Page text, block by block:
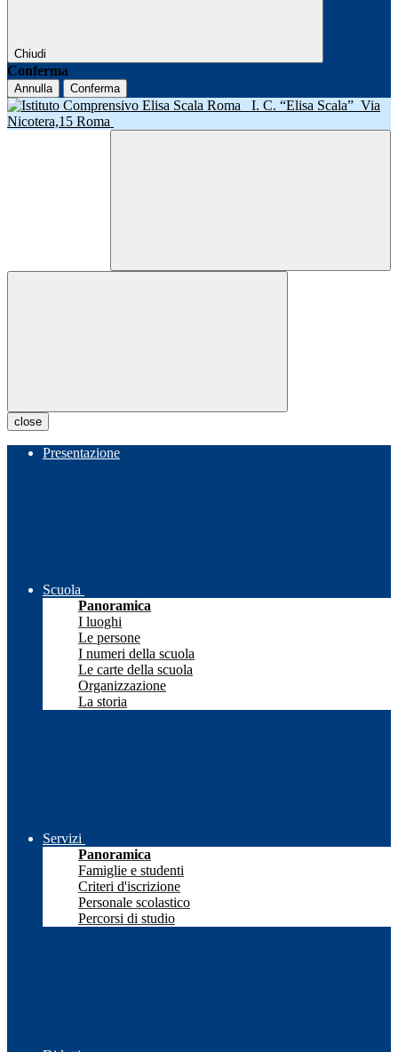
Chiudi
Conferma
Annulla Conferma
I. C. “Elisa Scala” Via
Nicotera,15 Roma
close
Presentazione
Scuola
Panoramica
I luoghi
Le persone
I numeri della scuola
Le carte della scuola
Organizzazione
La storia
Servizi
Panoramica
Famiglie e studenti
Criteri d'iscrizione
Personale scolastico
Percorsi di studio